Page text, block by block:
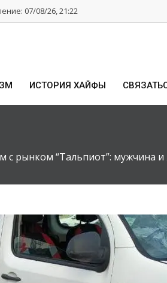
07/08/26, 21:22
ИСТОРИЯ ХАЙФЫ
с рынком “Тальпиот”: мужчина